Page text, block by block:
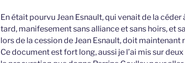
En était pourvu Jean Esnault, qui venait de la
tard, manifesement sans alliance et sans hoirs, et
lors de la cession de Jean Esnault, doit maintenant
Ce document est fort long, aussi je l’ai mis sur